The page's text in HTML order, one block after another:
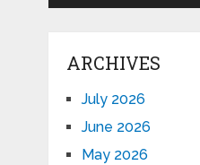
ARCHIVES
July 2026
June 2026
May 2026